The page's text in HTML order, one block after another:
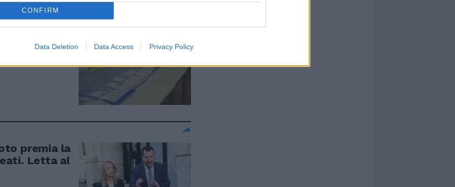
CONFIRM
Data Deletion Data Access Privacy Policy
comuni:
premia la
Letta al